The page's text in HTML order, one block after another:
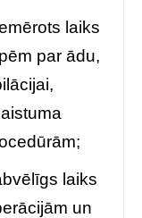
laiks
par ādu,
laiks
un